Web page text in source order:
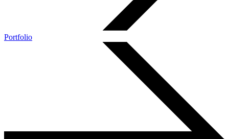
Portfolio